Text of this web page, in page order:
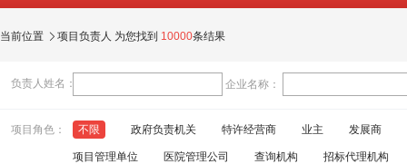
中标公示
建设快讯
VIP项目
谈判采购
当前位置  项目负责人 为您找到 10000条结果
负责人姓名： 企业名称：
项目角色： 不限 政府负责机关 特许经营商 业主 发展商
项目管理单位 医院管理公司 查询机构 招标代理机构